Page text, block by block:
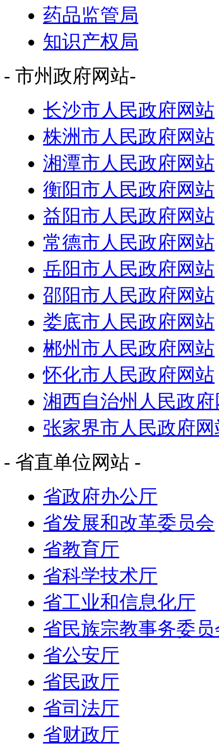
药品监管局
知识产权局
- 市州政府网站-
长沙市人民政府网站
株洲市人民政府网站
湘潭市人民政府网站
衡阳市人民政府网站
益阳市人民政府网站
常德市人民政府网站
岳阳市人民政府网站
邵阳市人民政府网站
娄底市人民政府网站
郴州市人民政府网站
怀化市人民政府网站
湘西自治州人民政
张家界市人民政府网
- 省直单位网站 -
省政府办公厅
省发展和改革委员会
省教育厅
省科学技术厅
省工业和信息化厅
省民族宗教事务委员
省公安厅
省民政厅
省司法厅
省财政厅